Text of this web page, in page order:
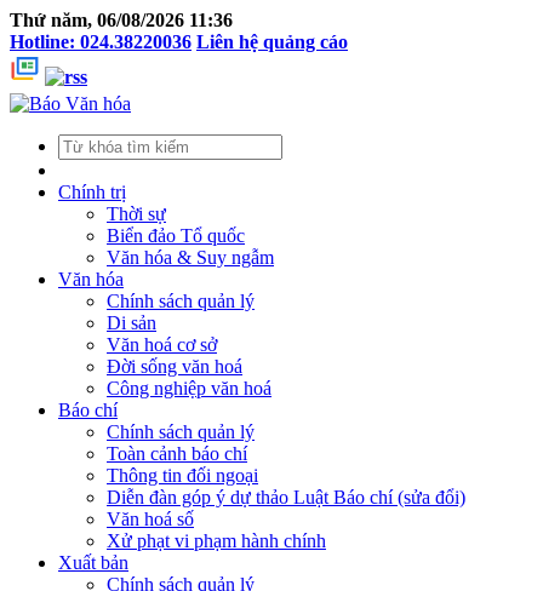
Thứ năm, 06/08/2026 11:36
Hotline: 024.38220036 Liên hệ quảng cáo
Chính trị
Thời sự
Biển đảo Tổ quốc
Văn hóa & Suy ngẫm
Văn hóa
Chính sách quản lý
Di sản
Văn hoá cơ sở
Đời sống văn hoá
Công nghiệp văn hoá
Báo chí
Chính sách quản lý
Toàn cảnh báo chí
Thông tin đối ngoại
Diễn đàn góp ý dự thảo Luật Báo chí (sửa đổi)
Văn hoá số
Xử phạt vi phạm hành chính
Xuất bản
Chính sách quản lý